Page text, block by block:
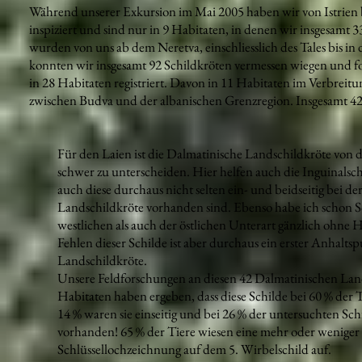
Während unserer Exkursion im Mai 2005 haben wir von
inspiziert und sind nur in 9 Habitaten, in denen wir insgesamt
wurden von uns ab dem Neretva, einschliesslich des Tales bis
konnten wir insgesamt 92 Schildkröten vermessen wiegen
in 28 Habitaten registriert. Davon in 11 Habitaten im
zwischen Budva und der albanischen Grenzregion.
Für den Laien ist die Dalmatinische Landschildkröte von
schwer zu unterscheiden. Hier helfen auch die
auch diese durchaus nicht selten ein- und beidseitig bei
Landschildkröte vorhanden sind. Ebenso habe ich schon
westlichen als auch der östlichen Unterart gänzlich ohne
Fehlen dieser Schilde ist aber durchaus ein erster
Landschildkröte.
Unsere Feldforschungen an diesen 42 Dalmatinischen
Habitaten haben ergeben, dass diese Schilde bei 60 %
14 % waren sie einseitig und bei 26 % der untersuchten
vorhanden! 65 % der Tiere wiesen eine mehr oder
Schlüssellochzeichnung auf dem 5. Wirbelschild auf.